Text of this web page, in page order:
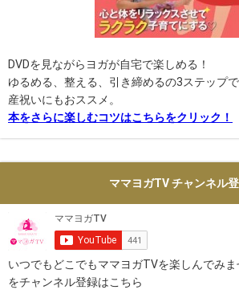
DVDを見ながらヨガが自宅で楽しめる！
ゆるめる、整える、引き締めるの3ステップ
産祝いにもおススメ。
本をさらに楽しむコツはこちらをクリック！
ママヨガTV チャンネル
いつでもどこでもママヨガTVを楽しんでみ
をチャンネル登録はこちら